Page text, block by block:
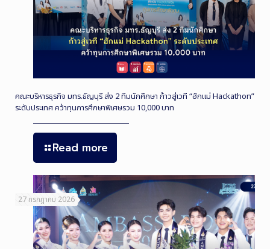
คณะบริหารธุรกิจ มทร.ธัญบุรี ส่ง 2 ทีมนักศึกษา ก้าวสู่เวที “ฮักแม่ Hackathon”
ระดับประเทศ คว้าทุนการศึกษาพิเศษรวม 10,000 บาท
Read more
27 กรกฎาคม 2026